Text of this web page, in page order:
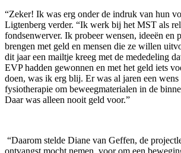
“Zeker! Ik was erg onder de indruk van hun
Ligtenberg verder. “Ik werk bij het MST als
fondsenwerver. Ik probeer wensen, ideeën en
brengen met geld en mensen die ze willen
dit jaar een mailtje kreeg met de mededeling
EVP hadden gewonnen en met het geld iets
doen, was ik erg blij. Er was al jaren een
fysiotherapie om beweegmaterialen in de
Daar was alleen nooit geld voor.”
“Daarom stelde Diane van Geffen, de
ontvangst mocht nemen, voor om een